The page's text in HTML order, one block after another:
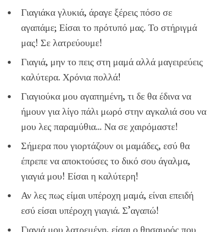
Γιαγιάκα γλυκιά, άραγε ξέρεις πόσο σε
αγαπάμε; Είσαι το πρότυπό μας. Το στήριγμά
μας! Σε λατρεύουμε!
Γιαγιά, μην το πεις στη μαμά αλλά μαγειρεύεις
καλύτερα. Χρόνια πολλά!
Γιαγιούκα μου αγαπημένη, τι δε θα έδινα να
ήμουν για λίγο πάλι μωρό στην αγκαλιά σου να
μου λες παραμύθια… Να σε χαιρόμαστε!
Σήμερα που γιορτάζουν οι μαμάδες, εσύ θα
έπρεπε να αποκτούσες το δικό σου άγαλμα,
γιαγιά μου! Είσαι η καλύτερη!
Αν λες πως είμαι υπέροχη μαμά, είναι επειδή
εσύ είσαι υπέροχη γιαγιά. Σ’αγαπώ!